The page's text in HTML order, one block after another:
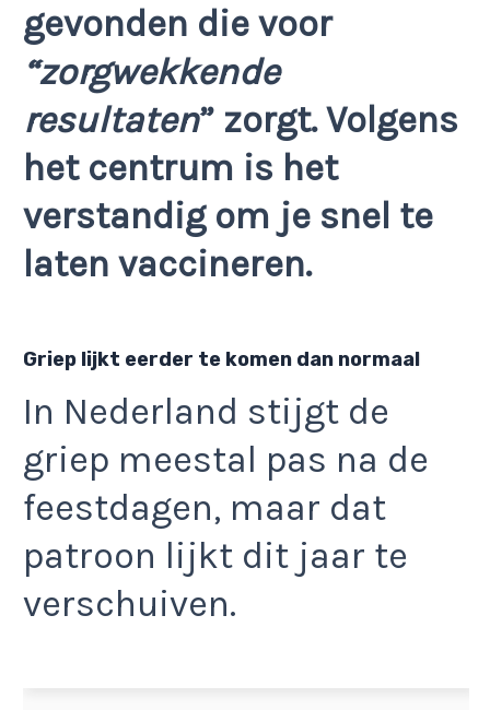
gevonden die voor
“zorgwekkende
resultaten” zorgt. Volgens
het centrum is het
verstandig om je snel te
laten vaccineren.
Griep lijkt eerder te komen dan normaal
In Nederland stijgt de
griep meestal pas na de
feestdagen, maar dat
patroon lijkt dit jaar te
verschuiven.